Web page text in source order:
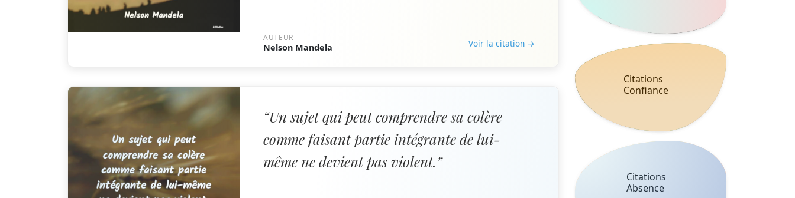
AUTEUR
Nelson Mandela Voir la citation →
“Un sujet qui peut comprendre sa colère
comme faisant partie intégrante de lui-
même ne devient pas violent.”
Citations
Confiance
Citations
Absence